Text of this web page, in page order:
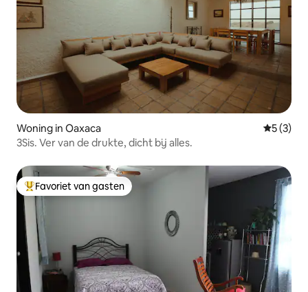
Woning in Oaxaca
5 (3)
3Sis. Ver van de drukte, dicht bij alles.
Topfavoriet van gasten
Favoriet van gasten